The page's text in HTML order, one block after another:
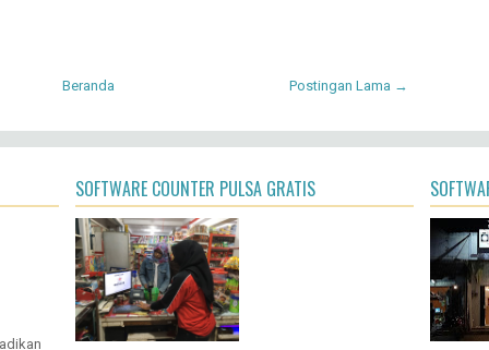
SOFTWARE COUNTER PULSA GRATIS